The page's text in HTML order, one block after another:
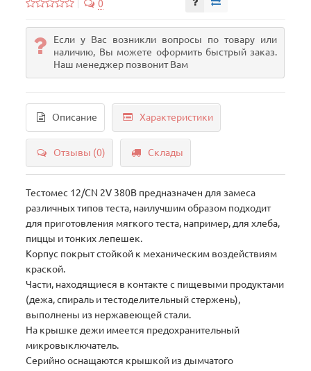
0
Если у Вас возникли вопросы по товару или
наличию, Вы можете оформить быстрый заказ.
Наш менеджер позвонит Вам
Описание Характеристики
Отзывы (0) Склады
Тестомес 12/CN 2V 380В предназначен для замеса
различных типов теста, наилучшим образом подходит
для приготовления мягкого теста, например, для хлеба,
пиццы и тонких лепешек.
Корпус покрыт стойкой к механическим воздействиям
краской.
Части, находящиеся в контакте с пищевыми продуктами
(дежа, спираль и тестоделительный стержень),
выполнены из нержавеющей стали.
На крышке дежи имеется предохранительный
микровыключатель.
Серийно оснащаются крышкой из дымчатого